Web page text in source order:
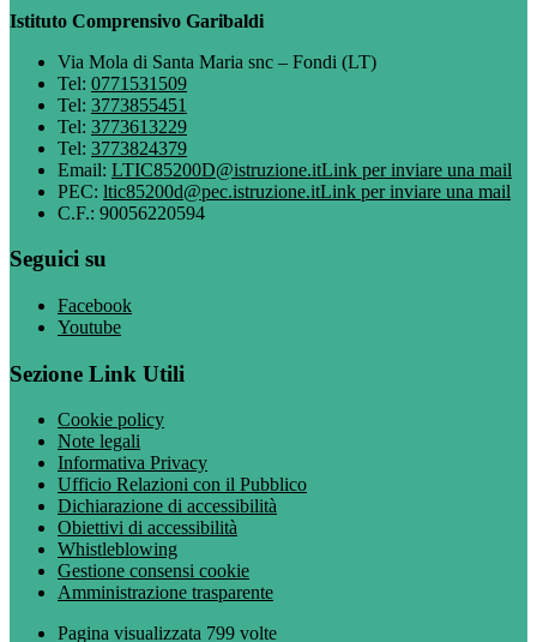
Istituto Comprensivo Garibaldi
Via Mola di Santa Maria snc – Fondi (LT)
Tel: 0771531509
Tel: 3773855451
Tel: 3773613229
Tel: 3773824379
Email: LTIC85200D@istruzione.itLink per inviare una mail
PEC: ltic85200d@pec.istruzione.itLink per inviare una mail
C.F.: 90056220594
Seguici su
Facebook
Youtube
Sezione Link Utili
Cookie policy
Note legali
Informativa Privacy
Ufficio Relazioni con il Pubblico
Dichiarazione di accessibilità
Obiettivi di accessibilità
Whistleblowing
Gestione consensi cookie
Amministrazione trasparente
Pagina visualizzata 799 volte